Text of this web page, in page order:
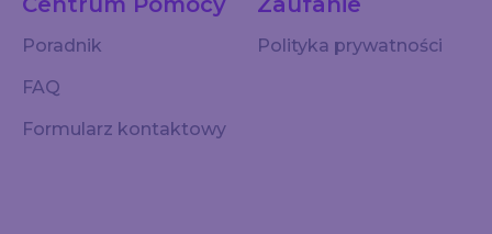
Poradnik
FAQ
Formularz kontaktowy
Polityka prywatności